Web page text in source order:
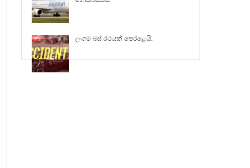
ලංගම බස් රථයක් පෙරළෙයි.